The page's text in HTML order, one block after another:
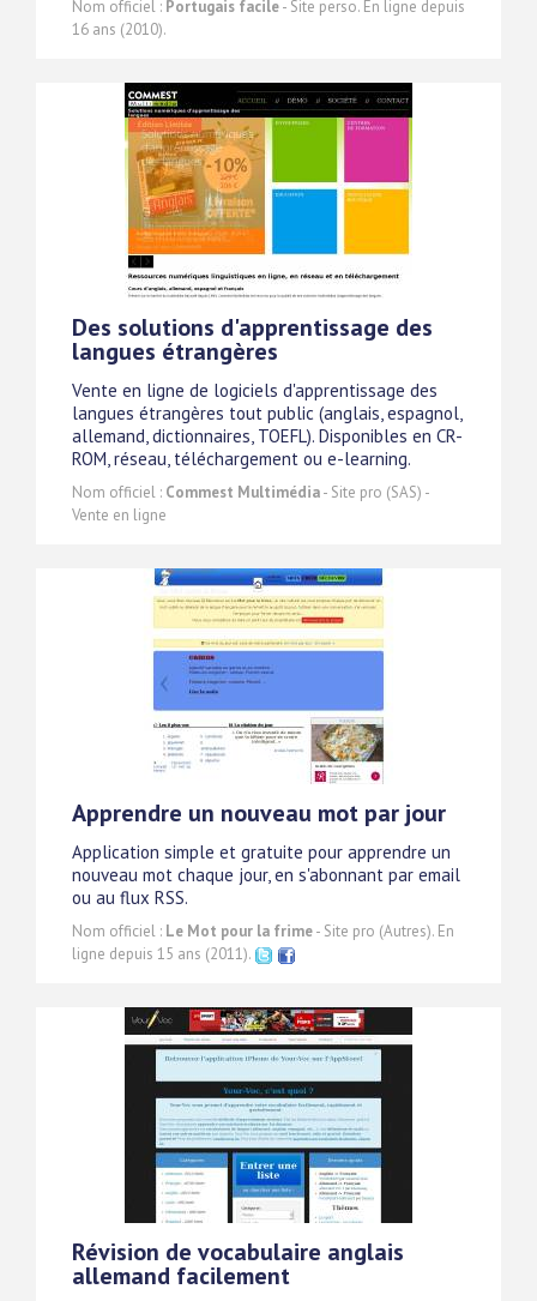
Nom officiel : Portugais facile- Site perso. En ligne depuis
16 ans (2010).
Des solutions d'apprentissage des
langues étrangères
Vente en ligne de logiciels d'apprentissage des
langues étrangères tout public (anglais, espagnol,
allemand, dictionnaires, TOEFL). Disponibles en CR-
ROM, réseau, téléchargement ou e-learning.
Nom officiel : Commest Multimédia- Site pro (SAS) -
Vente en ligne
Apprendre un nouveau mot par jour
Application simple et gratuite pour apprendre un
nouveau mot chaque jour, en s'abonnant par email
ou au flux RSS.
Nom officiel : Le Mot pour la frime- Site pro (Autres). En
ligne depuis 15 ans (2011).
Révision de vocabulaire anglais
allemand facilement